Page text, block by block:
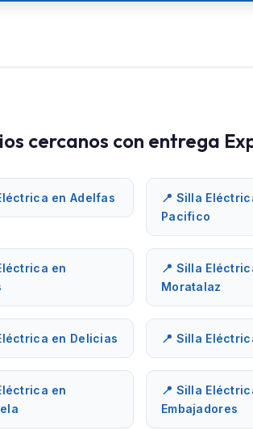
cercanos con entrega
en Adelfas
📍 Silla
Pacifico
en
📍 Silla
Moratalaz
en Delicias 📍 Silla
en
📍 Silla
Embajadores